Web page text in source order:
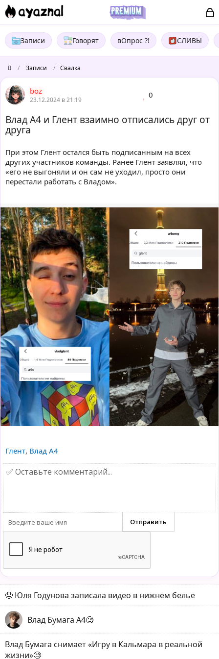
Записи Говорят вОпрос ?! СЛИВЫ
/ Записи / Свалка
boz
23.12.2024 в 21:19 0
Влад А4 и Глент взаимно отписались друг от
друга
При этом Глент остался быть подписанным на всех
других участников команды. Ранее Глент заявлял, что
«его не выгоняли и он сам не уходил, просто они
перестали работать с Владом».
Глент, Влад А4
🤤 Юля Годунова записала видео в нижнем белье
Влад Бумага А4🧐
Влад Бумага снимает «Игру в Кальмара в реальной
жизни»🧐